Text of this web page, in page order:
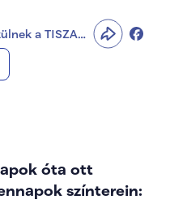
a TISZA
első
óta ott
színterein: